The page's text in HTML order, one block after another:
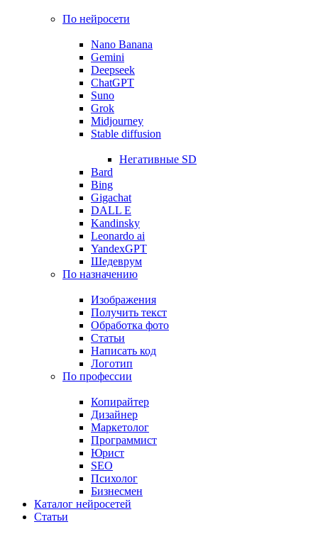
По нейросети
Nano Banana
Gemini
Deepseek
ChatGPT
Suno
Grok
Midjourney
Stable diffusion
Негативные SD
Bard
Bing
Gigachat
DALL E
Kandinsky
Leonardo ai
YandexGPT
Шедеврум
По назначению
Изображения
Получить текст
Обработка фото
Статьи
Написать код
Логотип
По профессии
Копирайтер
Дизайнер
Маркетолог
Программист
Юрист
SEO
Психолог
Бизнесмен
Каталог нейросетей
Статьи